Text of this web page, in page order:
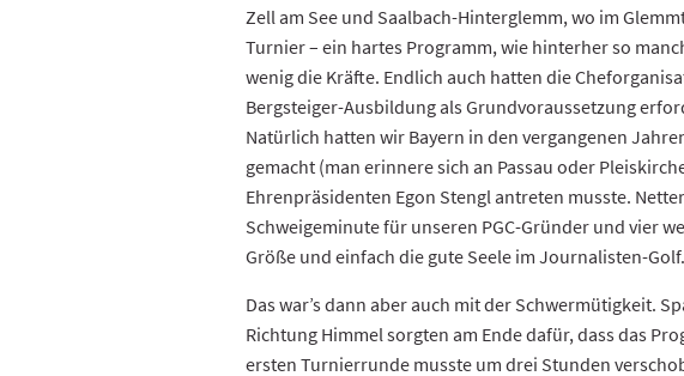
Zell am See und Saalbach-Hinterglemm, wo im
Turnier – ein hartes Programm, wie hinterher so
wenig die Kräfte. Endlich auch hatten die
Bergsteiger-Ausbildung als Grundvoraussetzung
Natürlich hatten wir Bayern in den vergangenen
gemacht (man erinnere sich an Passau oder
Ehrenpräsidenten Egon Stengl antreten musste.
Schweigeminute für unseren PGC-Gründer und vier
Größe und einfach die gute Seele im Journalisten-Golf.
Das war’s dann aber auch mit der Schwermütigkeit.
Richtung Himmel sorgten am Ende dafür, dass das
ersten Turnierrunde musste um drei Stunden